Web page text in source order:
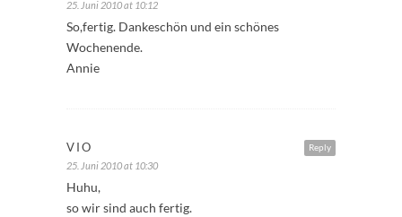
25. Juni 2010 at 10:12
So,fertig. Dankeschön und ein schönes
Wochenende.
Annie
Reply
VIO
25. Juni 2010 at 10:30
Huhu,
so wir sind auch fertig.